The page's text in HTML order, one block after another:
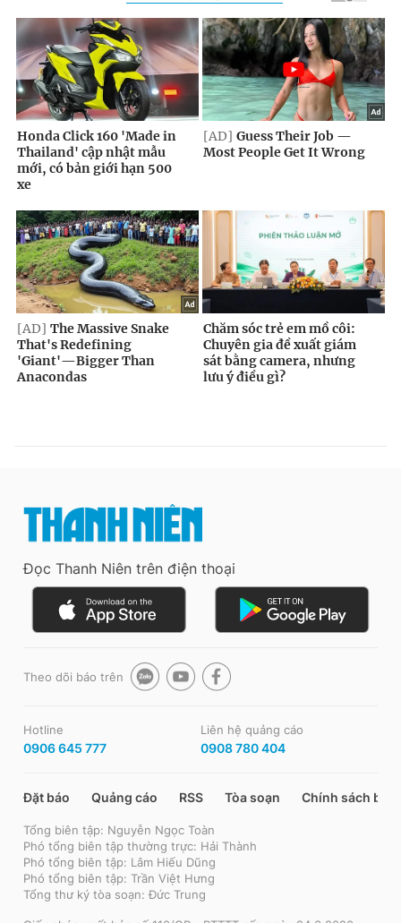
Đọc Thanh Niên trên điện thoại
Theo dõi báo trên
Hotline
0906 645 777
Liên hệ quảng cáo
0908 780 404
Đặt báo Quảng cáo RSS Tòa soạn Chính sách bảo
Tổng biên tập: Nguyễn Ngọc Toàn
Phó tổng biên tập thường trực: Hải Thành
Phó tổng biên tập: Lâm Hiếu Dũng
Phó tổng biên tập: Trần Việt Hưng
Tổng thư ký tòa soạn: Đức Trung